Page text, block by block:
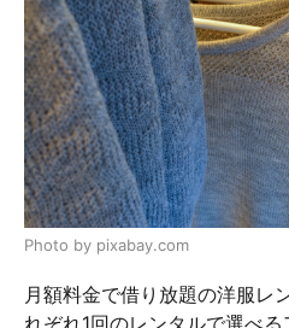
Photo by pixabay.com
月額料金で借り放題の洋服レ
れぞれ1回のレンタルで選べ